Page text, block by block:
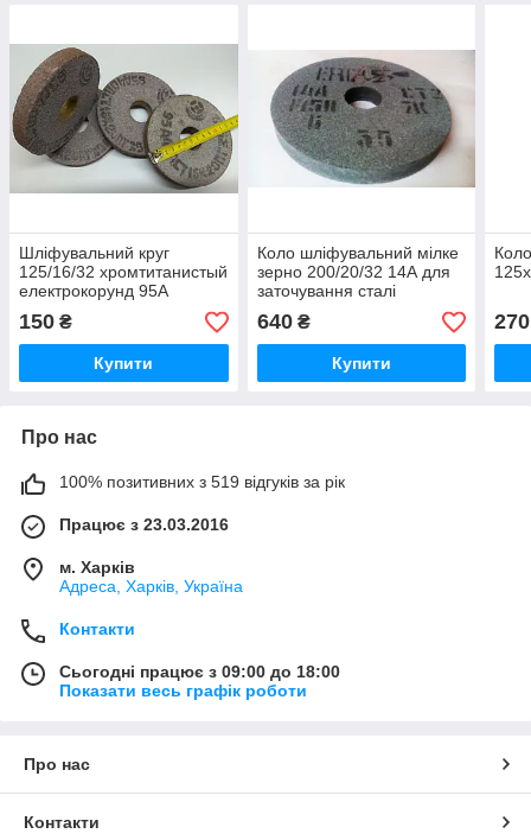
Шліфувальний круг
125/16/32 хромтитанистый
електрокорунд 95А
150 ₴
Купити
Коло шліфувальний мілке
зерно 200/20/32 14А для
заточування сталі
640₴
Купити
270
Про нас
100% позитивних з 519 відгуків за рік
Працює з 23.03.2016
м. Харків
Адреса, Харків, Україна
Контакти
Сьогодні працює з 09:00 до 18:00
Показати весь графік роботи
Про нас
Контакти